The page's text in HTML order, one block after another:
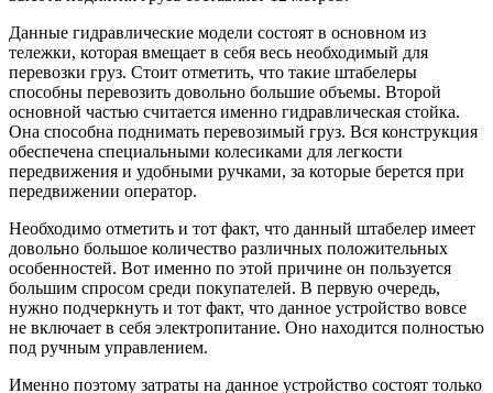
Данные гидравлические модели состоят в основном из
тележки, которая вмещает в себя весь необходимый для
перевозки груз. Стоит отметить, что такие штабелеры
способны перевозить довольно большие объемы. Второй
основной частью считается именно гидравлическая стойка.
Она способна поднимать перевозимый груз. Вся конструкция
обеспечена специальными колесиками для легкости
передвижения и удобными ручками, за которые берется при
передвижении оператор.
Необходимо отметить и тот факт, что данный штабелер имеет
довольно большое количество различных положительных
особенностей. Вот именно по этой причине он пользуется
большим спросом среди покупателей. В первую очередь,
нужно подчеркнуть и тот факт, что данное устройство вовсе
не включает в себя электропитание. Оно находится полностью
под ручным управлением.
Именно поэтому затраты на данное устройство состоят только